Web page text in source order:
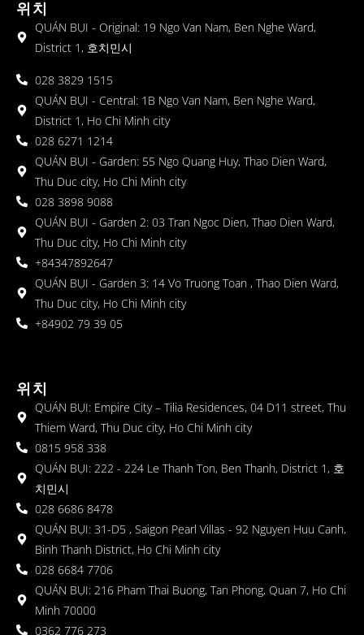
위치
QUÁN BỤI - Original: 19 Ngo Van Nam, Ben Nghe Ward,
District 1, 호치민시
028 3829 1515
QUÁN BỤI - Central: 1B Ngo Van Nam, Ben Nghe Ward,
District 1, Ho Chi Minh city
028 6271 1214
QUÁN BỤI - Garden: 55 Ngo Quang Huy, Thao Dien Ward,
Thu Duc city, Ho Chi Minh city
028 3898 9088
QUÁN BỤI - Garden 2: 03 Tran Ngoc Dien, Thao Dien Ward,
Thu Duc city, Ho Chi Minh city
+84347892647
QUÁN BỤI - Garden 3: 14 Vo Truong Toan , Thao Dien Ward,
Thu Duc city, Ho Chi Minh city
+84902 79 39 05
위치
QUÁN BỤI: Empire City – Tilia Residences, 04 D11 street, Thu
Thiem Ward, Thu Duc city, Ho Chi Minh city
0815 958 338
QUÁN BỤI: 222 - 224 Le Thanh Ton, Ben Thanh, District 1, 호
치민시
028 6686 8478
QUÁN BỤI: 31-D5 , Saigon Pearl Villas - 92 Nguyen Huu Canh,
Binh Thanh District, Ho Chi Minh city
028 6684 7706
QUÁN BỤI: 216 Pham Thai Buong, Tan Phong, Quan 7, Ho Chi
Minh 70000
0362 776 273